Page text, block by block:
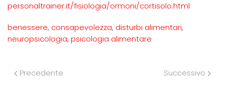
personaltrainer.it/fisiologia/ormoni/cortisolo.html
benessere, consapevolezza, disturbi alimentari,
neuropsicologia, psicologia alimentare
Precedente Successivo